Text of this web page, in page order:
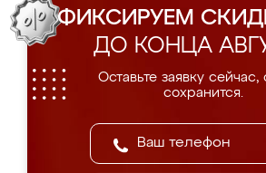
ФИКСИРУЕМ
ДО КОНЦА
Оставьте заявку сейчас,
сохранится.